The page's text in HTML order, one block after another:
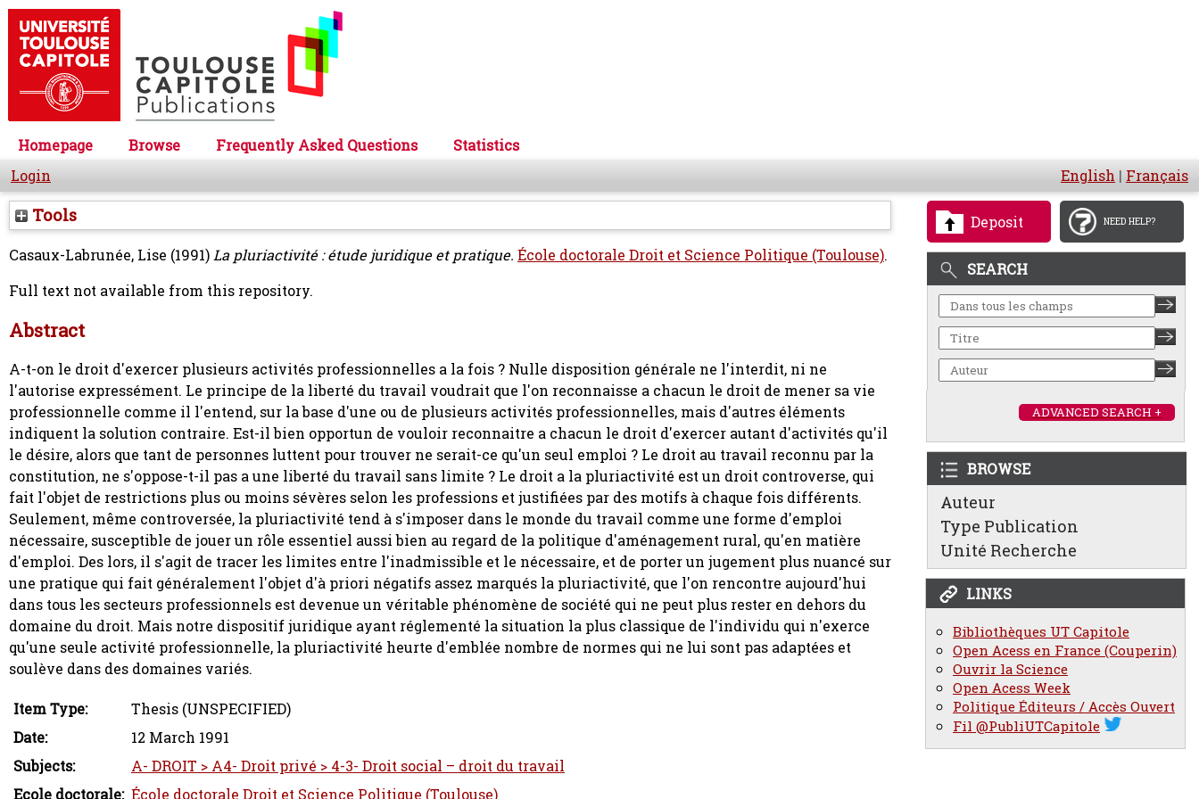
Homepage Browse Frequently Asked Questions
Statistics
Login
English | Français
Deposit NEED HELP?
SEARCH
ADVANCED SEARCH +
BROWSE
Auteur
Type Publication
Unité Recherche
LINKS
Bibliothèques UT Capitole
Open Acess en France (Couperin)
Ouvrir la Science
Open Acess Week
Politique Éditeurs / Accès Ouvert
Fil @PubliUTCapitole
Tools
Casaux-Labrunée, Lise (1991)La pluriactivité : étude juridique et pratique. École doctorale Droit et Science Politique (Toulouse).
Full text not available from this repository.
Abstract
A-t-on le droit d'exercer plusieurs activités professionnelles a la fois ? Nulle disposition générale ne l'interdit, ni ne
l'autorise expressément. Le principe de la liberté du travail voudrait que l'on reconnaisse a chacun le droit de mener sa vie
professionnelle comme il l'entend, sur la base d'une ou de plusieurs activités professionnelles, mais d'autres éléments
indiquent la solution contraire. Est-il bien opportun de vouloir reconnaitre a chacun le droit d'exercer autant d'activités qu'il
le désire, alors que tant de personnes luttent pour trouver ne serait-ce qu'un seul emploi ? Le droit au travail reconnu par la
constitution, ne s'oppose-t-il pas a une liberté du travail sans limite ? Le droit a la pluriactivité est un droit controverse, qui
fait l'objet de restrictions plus ou moins sévères selon les professions et justifiées par des motifs à chaque fois différents.
Seulement, même controversée, la pluriactivité tend à s'imposer dans le monde du travail comme une forme d'emploi
nécessaire, susceptible de jouer un rôle essentiel aussi bien au regard de la politique d'aménagement rural, qu'en matière
d'emploi. Des lors, il s'agit de tracer les limites entre l'inadmissible et le nécessaire, et de porter un jugement plus nuancé sur
une pratique qui fait généralement l'objet d'à priori négatifs assez marqués la pluriactivité, que l'on rencontre aujourd'hui
dans tous les secteurs professionnels est devenue un véritable phénomène de société qui ne peut plus rester en dehors du
domaine du droit. Mais notre dispositif juridique ayant réglementé la situation la plus classique de l'individu qui n'exerce
qu'une seule activité professionnelle, la pluriactivité heurte d'emblée nombre de normes qui ne lui sont pas adaptées et
soulève dans des domaines variés.
Item Type:
Thesis (UNSPECIFIED)
Date:
12 March 1991
Subjects:
A- DROIT > A4- Droit privé > 4-3- Droit social – droit du travail
Ecole doctorale: École doctorale Droit et Science Politique (Toulouse)